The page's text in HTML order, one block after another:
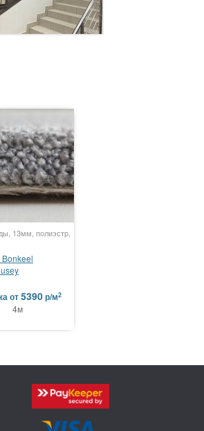
13мм, полиэстр,
от5390р/м2
4м